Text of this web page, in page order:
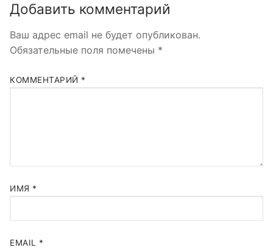
Добавить комментарий
Ваш адрес email не будет опубликован.
Обязательные поля помечены *
КОММЕНТАРИЙ *
ИМЯ *
EMAIL *